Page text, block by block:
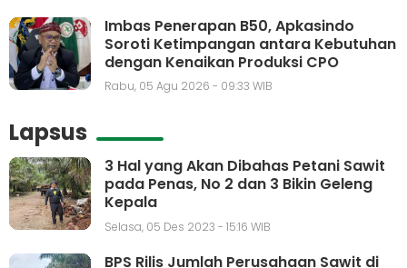
Imbas Penerapan B50, Apkasindo
Soroti Ketimpangan antara Kebutuhan
dengan Kenaikan Produksi CPO
Rabu, 05 Agu 2026 - 09:33 WIB
Lapsus
3 Hal yang Akan Dibahas Petani Sawit
pada Penas, No 2 dan 3 Bikin Geleng
Kepala
Selasa, 05 Des 2023 - 15:16 WIB
BPS Rilis Jumlah Perusahaan Sawit di